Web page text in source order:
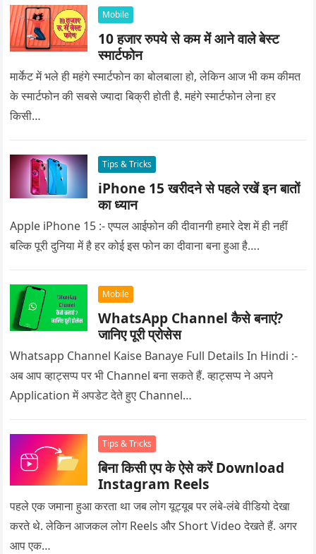
Mobile
10 हजार रुपये से कम में आने वाले बेस्ट
स्मार्टफोन
मार्केट में भले ही महंगे स्मार्टफोन का बोलबाला हो, लेकिन आज भी कम कीमत
के स्मार्टफोन की सबसे ज्यादा बिक्री होती है. महंगे स्मार्टफोन लेना हर
किसी…
Tips & Tricks
iPhone 15 खरीदने से पहले रखें इन बातों
का ध्यान
Apple iPhone 15 :- एप्पल आईफोन की दीवानगी हमारे देश में ही नहीं
बल्कि पूरी दुनिया में है हर कोई इस फोन का दीवाना बना हुआ है….
Mobile
WhatsApp Channel कैसे बनाएं?
जानिए पूरी प्रोसेस
Whatsapp Channel Kaise Banaye Full Details In Hindi :-
अब आप व्हाट्सप्प पर भी Channel बना सकते हैं. व्हाट्सप्प ने अपने
Application में अपडेट देते हुए Channel…
Tips & Tricks
बिना किसी एप के ऐसे करें Download
Instagram Reels
पहले एक जमाना हुआ करता था जब लोग यूट्यूब पर लंबे-लंबे वीडियो देखा
करते थे. लेकिन आजकल लोग Reels और Short Video देखते हैं. अगर
आप एक…